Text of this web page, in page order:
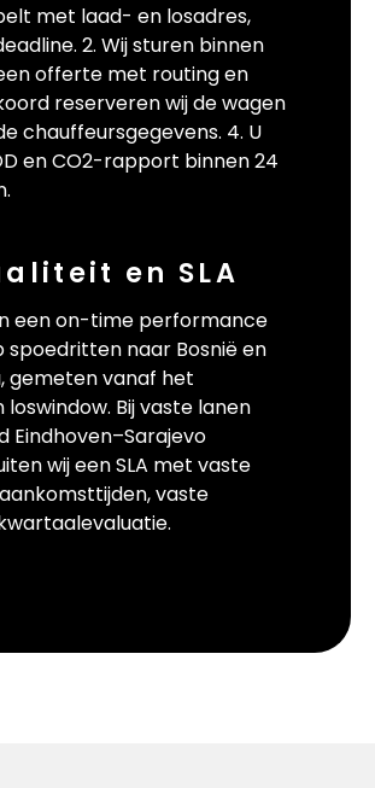
met laad- en losadres,
2. Wij sturen binnen
offerte met routing en
reserveren wij de wagen
chauffeursgegevens. 4. U
en CO2-rapport binnen 24
en SLA
een on-time performance
spoedritten naar Bosnië en
gemeten vanaf het
Bij vaste lanen
Eindhoven–Sarajevo
wij een SLA met vaste
vaste